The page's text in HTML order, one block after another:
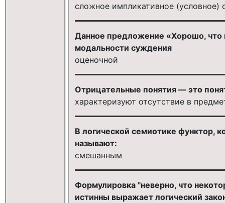
сложное импликативное (условное)
Данное предложение «Хорошо, что
модальности суждения
оценочной
Отрицательные понятия — это
характеризуют отсутствие в
В логической семиотике функтор,
называют:
смешанным
Формулировка "неверно, что
истинны выражает логический